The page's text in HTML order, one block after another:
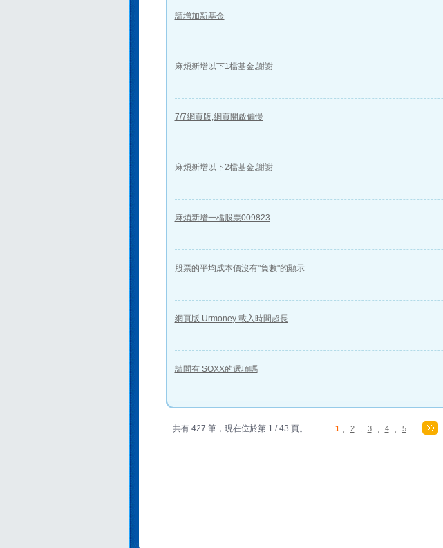
請增加新基金
麻煩新增以下1檔基金,謝謝
7/7網頁版,網頁開啟偏慢
麻煩新增以下2檔基金,謝謝
麻煩新增一檔股票009823
股票的平均成本價沒有"負數"的顯示
網頁版 Urmoney 載入時間超長
請問有 SOXX的選項嗎
共有 427 筆，現在位於第 1 / 43 頁。 1 2 3 4 5